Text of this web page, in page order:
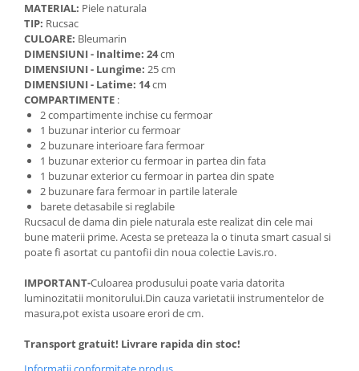
MATERIAL: Piele naturala
TIP: Rucsac
CULOARE: Bleumarin
DIMENSIUNI - Inaltime: 24cm
DIMENSIUNI - Lungime: 25 cm
DIMENSIUNI - Latime: 14cm
COMPARTIMENTE :
2 compartimente inchise cu fermoar
1 buzunar interior cu fermoar
2 buzunare interioare fara fermoar
1 buzunar exterior cu fermoar in partea din fata
1 buzunar exterior cu fermoar in partea din spate
2 buzunare fara fermoar in partile laterale
barete detasabile si reglabile
Rucsacul de dama din piele naturala este realizat din cele mai
bune materii prime. Acesta se preteaza la o tinuta smart casual si
poate fi asortat cu pantofii din noua colectie Lavis.ro.
IMPORTANT-Culoarea produsului poate varia datorita
luminozitatii monitorului.Din cauza varietatii instrumentelor de
masura,pot exista usoare erori de cm.
Transport gratuit! Livrare rapida din stoc!